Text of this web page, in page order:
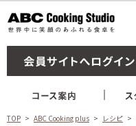
TOP ABC Cooking plus レシピ